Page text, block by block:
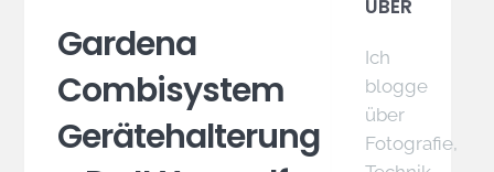
Gardena
Combisystem
Gerätehalterung
ÜBER
Ich
blogge
über
Fotografie,